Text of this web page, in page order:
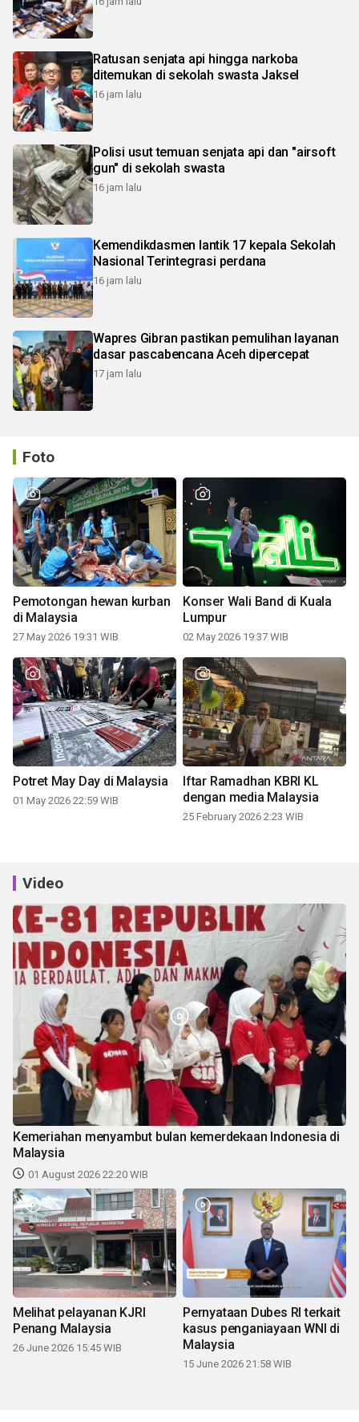
Ratusan senjata api hingga narkoba
ditemukan di sekolah swasta Jaksel
16 jam lalu
Polisi usut temuan senjata api dan "airsoft
gun" di sekolah swasta
16 jam lalu
Kemendikdasmen lantik 17 kepala Sekolah
Nasional Terintegrasi perdana
16 jam lalu
Wapres Gibran pastikan pemulihan layanan
dasar pascabencana Aceh dipercepat
17 jam lalu
Foto
Pemotongan hewan kurban
di Malaysia
27 May 2026 19:31 WIB
Konser Wali Band di Kuala
Lumpur
02 May 2026 19:37 WIB
Potret May Day di Malaysia
01 May 2026 22:59 WIB
Iftar Ramadhan KBRI KL
dengan media Malaysia
25 February 2026 2:23 WIB
Video
Kemeriahan menyambut bulan kemerdekaan Indonesia di
Malaysia
01 August 2026 22:20 WIB
Melihat pelayanan KJRI
Penang Malaysia
26 June 2026 15:45 WIB
Pernyataan Dubes RI terkait
kasus penganiayaan WNI di
Malaysia
15 June 2026 21:58 WIB